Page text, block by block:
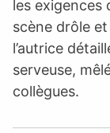
les exigences
scène drôle
l’autrice
serveuse,
collègues.